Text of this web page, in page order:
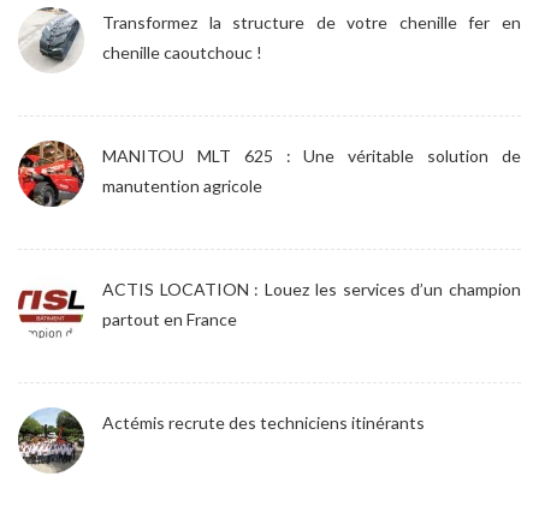
Transformez la structure de votre chenille fer en
chenille caoutchouc !
MANITOU MLT 625 : Une véritable solution de
manutention agricole
ACTIS LOCATION : Louez les services d’un champion
partout en France
Actémis recrute des techniciens itinérants